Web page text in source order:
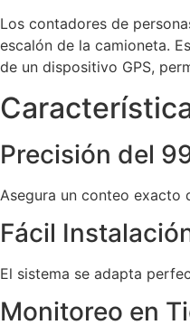
Los contadores de
escalón de la camioneta.
de un dispositivo GPS,
Precisión del
Asegura un conteo exacto
Fácil
El sistema se adapta
Monitoreo en